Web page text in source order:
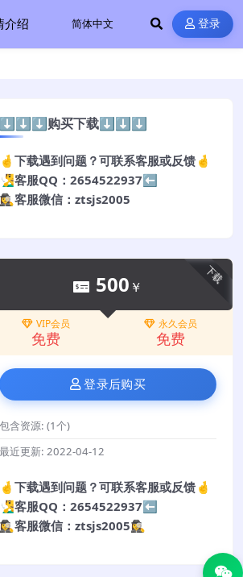
介绍 登录
⬇️⬇️⬇️购买下载⬇️⬇️⬇️
🤞下载遇到问题？可联系客服或反馈🤞
🧏‍♂️客服QQ：2654522937⬅️
🕵️‍♀️客服微信：ztsjs2005
下载
500 ￥
VIP会员
免费
永久会员
免费
登录后购买
包含资源: (1个)
最近更新: 2022-04-12
🤞下载遇到问题？可联系客服或反馈🤞
🧏‍♂️客服QQ：2654522937⬅️
🕵️‍♀️客服微信：ztsjs2005🕵️‍♀️